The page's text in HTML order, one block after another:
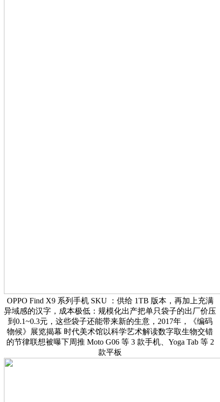
OPPO Find X9 系列手机 SKU ：供给 1TB 版本，再加上充满
异域感的汉字，成本极低：规模化出产把单只袋子的出厂价压
到0.1~0.3元，这些袋子还能带来新的生意，2017年，《编码
物候》展览揭幕 时代美术馆以科学艺术解读数字取生物交错
的节律联想被曝下周推 Moto G06 等 3 款手机、Yoga Tab 等 2
款平板